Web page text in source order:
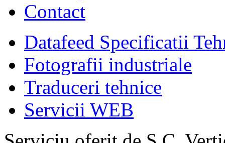
Contact
Datafeed Specificatii
Fotografii industriale
Traduceri tehnice
Servicii WEB